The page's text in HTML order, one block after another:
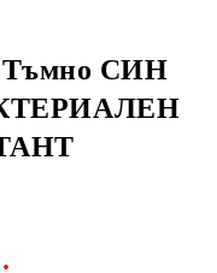
Тъмно СИН